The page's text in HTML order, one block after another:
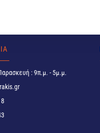
: 9π.μ. - 5μ.μ.